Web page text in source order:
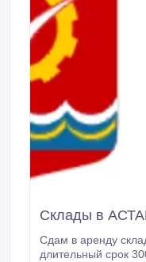
Склады в
Сдам в аренду
длительный срок